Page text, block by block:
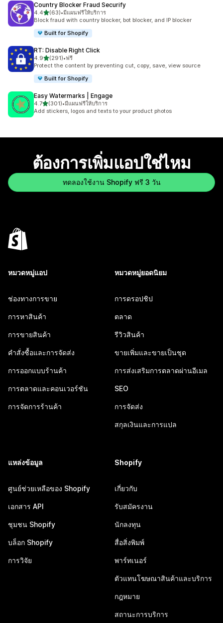
Country Blocker Fraud Securify
4.4เต็ม 5 ดาว
(63)
ทั้งหมด 63 รีวิว
•มีแผนฟรีให้บริการ
Block fraud with country blocker, bot blocker, and IP blocker
Built for Shopify
RT: Disable Right Click
4.9เต็ม 5 ดาว
(291)
ทั้งหมด 291 รีวิว
•ฟรี
Protect the content by preventing cut, copy, save, view source
Built for Shopify
Easy Watermarks | Engage
4.7เต็ม 5 ดาว
(301)
ทั้งหมด 301 รีวิว
•มีแผนฟรีให้บริการ
Add stickers, logos and texts to your product photos
ต้องการเพิ่มแอปใช่ไหม
ทดลองใช้งาน Shopify ฟรี 3 วัน
หมวดหมู่แอป
ช่องทางการขาย
การหาสินค้า
การขายสินค้า
คำสั่งซื้อและการจัดส่ง
การออกแบบร้านค้า
การตลาดและคอนเวอร์ชัน
การจัดการร้านค้า
หมวดหมู่ยอดนิยม
การดรอปชิป
ตลาด
รีวิวสินค้า
ขายเพิ่มและขายเป็นชุด
การส่งเสริมการตลาดผ่านอีเมล
SEO
การจัดส่ง
สกุลเงินและการแปล
แหล่งข้อมูล
ศูนย์ช่วยเหลือของ Shopify
เอกสาร API
ชุมชน Shopify
บล็อก Shopify
การวิจัย
Shopify
เกี่ยวกับ
รับสมัครงาน
นักลงทุน
สื่อสิ่งพิมพ์
พาร์ทเนอร์
ตัวแทนโฆษณาสินค้าและบริการ
กฎหมาย
สถานะการบริการ